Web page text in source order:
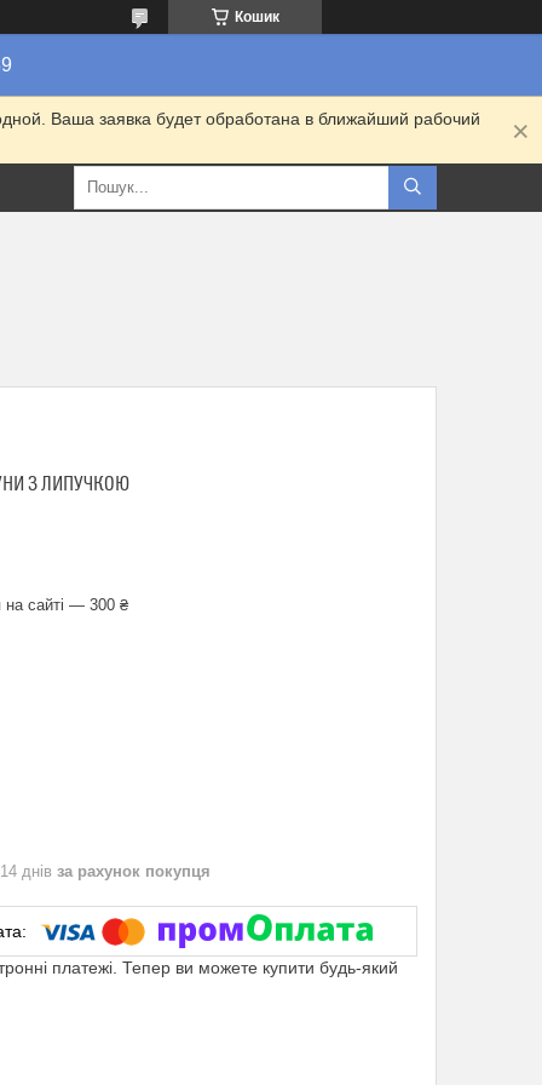
Кошик
Ваша заявка будет обработана в ближайший рабочий
З ЛИПУЧКОЮ
на сайті — 300 ₴
днів за рахунок покупця
платежі. Тепер ви можете купити будь-який